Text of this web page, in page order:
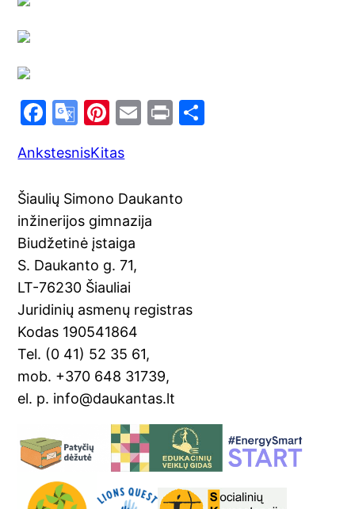
F
c
e
b
o
o
k
G
o
gl
e
Tr
a
n
sl
at
e
Pi
er
e
st
E
l
Pr
AnkstesnisKitas
Šiaulių Simono Daukanto
inžinerijos gimnazija
Biudžetinė įstaiga
S. Daukanto g. 71,
LT-76230 Šiauliai
Juridinių asmenų registras
Kodas 190541864
Tel. (0 41) 52 35 61,
mob. +370 648 31739,
el. p. info@daukantas.lt